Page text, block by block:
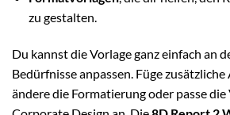
zu gestalten.
Du kannst die Vorlage ganz einfach an
Bedürfnisse anpassen. Füge
ändere die Formatierung oder passe die